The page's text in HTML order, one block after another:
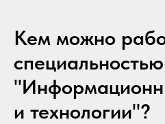
Кем можно
специальностью
и технологии"?